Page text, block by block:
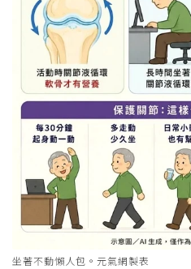
坐著不動懶人包。元氣網製表